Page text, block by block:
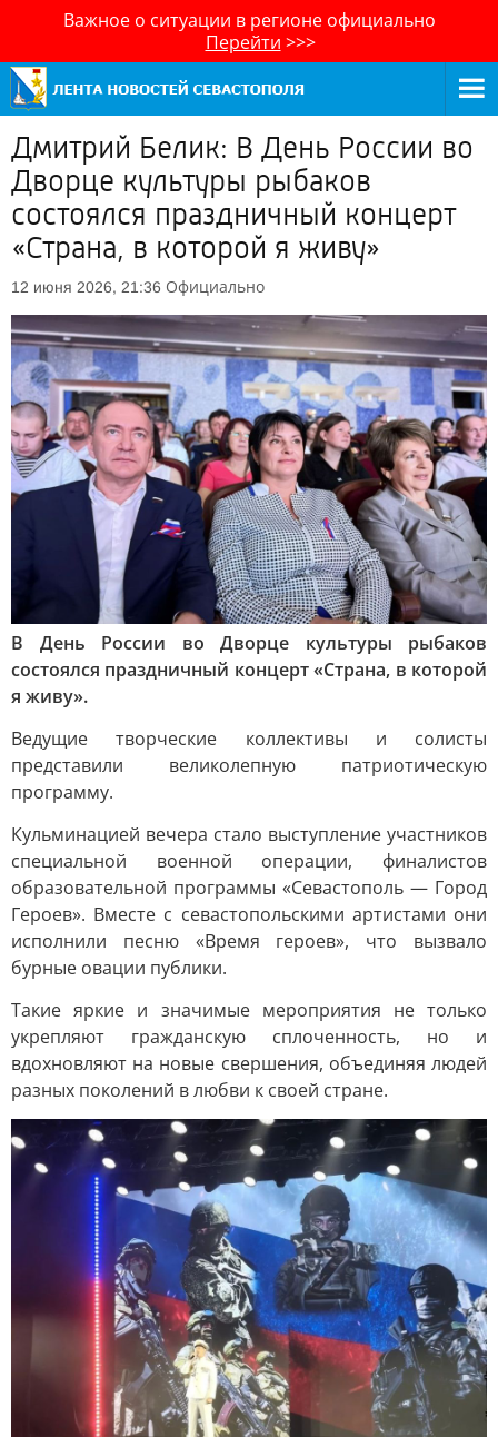
Важное о ситуации в регионе официально
Перейти >>>
Дмитрий Белик: В День России во
Дворце культуры рыбаков
состоялся праздничный концерт
«Страна, в которой я живу»
12 июня 2026, 21:36 Официально
В День России во Дворце культуры рыбаков
состоялся праздничный концерт «Страна, в которой
я живу».
Ведущие творческие коллективы и солисты
представили великолепную патриотическую
программу.
Кульминацией вечера стало выступление участников
специальной военной операции, финалистов
образовательной программы «Севастополь — Город
Героев». Вместе с севастопольскими артистами они
исполнили песню «Время героев», что вызвало
бурные овации публики.
Такие яркие и значимые мероприятия не только
укрепляют гражданскую сплоченность, но и
вдохновляют на новые свершения, объединяя людей
разных поколений в любви к своей стране.